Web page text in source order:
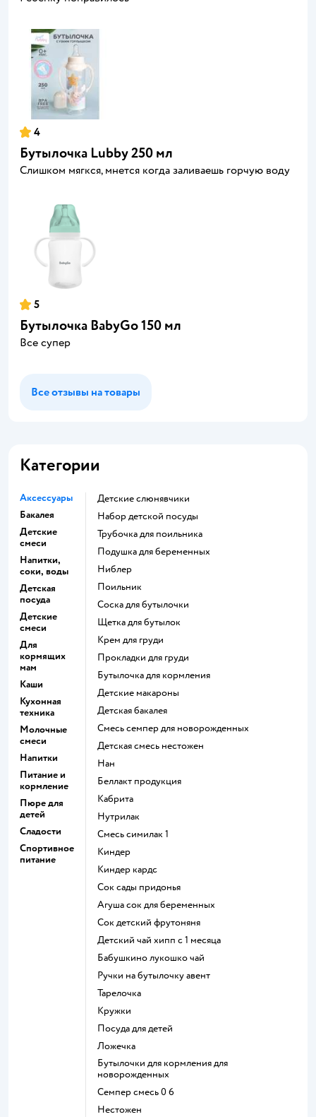
4
Бутылочка Lubby 250 мл
Слишком мягкся, мнется когда заливаешь горчую воду
5
Бутылочка BabyGo 150 мл
Все супер
Все отзывы на товары
Категории
Аксессуары
Бакалея
Детские
смеси
Напитки,
соки, воды
Детская
посуда
Детские
смеси
Для
кормящих
мам
Каши
Кухонная
техника
Молочные
смеси
Напитки
Питание и
кормление
Пюре для
детей
Сладости
Спортивное
питание
Детские слюнявчики
набор детской посуды
трубочка для поильника
подушка для беременных
ниблер
поильник
соска для бутылочки
щетка для бутылок
крем для груди
прокладки для груди
бутылочка для кормления
детские макароны
детская бакалея
смесь семпер для новорожденных
детская смесь нестожен
нан
беллакт продукция
кабрита
нутрилак
смесь симилак 1
киндер
киндер кардс
сок сады придонья
агуша сок для беременных
сок детский фрутоняня
детский чай хипп с 1 месяца
бабушкино лукошко чай
ручки на бутылочку авент
тарелочка
кружки
посуда для детей
ложечка
бутылочки для кормления для
новорожденных
семпер смесь 0 6
нестожен